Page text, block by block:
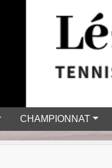
CHAMPIONNAT